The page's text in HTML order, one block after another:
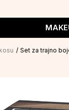
Set za trajno